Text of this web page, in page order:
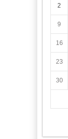
2
9
16
23
30